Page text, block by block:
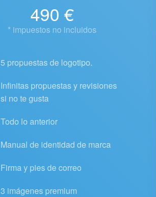
490 €
* impuestos no incluidos
5 propuestas de logotipo.
Infinitas propuestas y revisiones
si no te gusta
Todo lo anterior
Manual de identidad de marca
Firma y pies de correo
3 imágenes premium